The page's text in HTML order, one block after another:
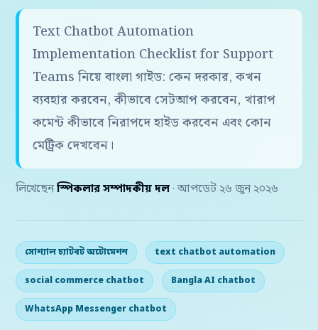
Text Chatbot Automation
Implementation Checklist for Support
Teams নিয়ে বাংলা গাইড: কেন দরকার, কখন
ব্যবহার করবেন, কীভাবে সেটআপ করবেন, খারাপ
কমেন্ট কীভাবে নিরাপদে হাইড করবেন এবং কোন
মেট্রিক দেখবেন।
লিখেছেন স্পিকলার সম্পাদকীয় দল · আপডেট ২৬ জুন ২০২৬
সোশ্যাল চ্যাটবট অটোমেশন text chatbot automation
social commerce chatbot Bangla AI chatbot
WhatsApp Messenger chatbot